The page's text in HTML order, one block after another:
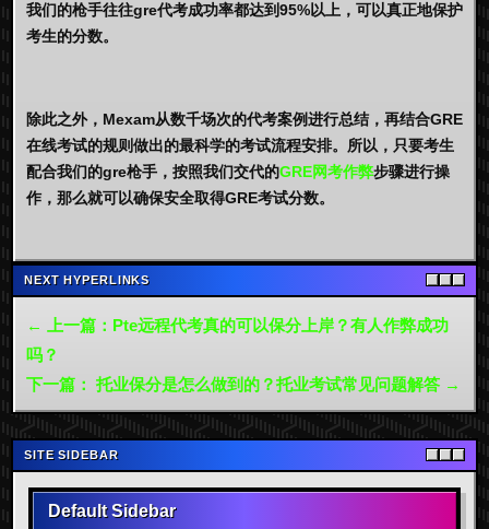
我们的枪手往往gre代考成功率都达到95%以上，可以真正地保护
考生的分数。
除此之外，Mexam从数千场次的代考案例进行总结，再结合GRE
在线考试的规则做出的最科学的考试流程安排。所以，只要考生
配合我们的gre枪手，按照我们交代的GRE网考作弊步骤进行操
作，那么就可以确保安全取得GRE考试分数。
NEXT HYPERLINKS
← 上一篇：Pte远程代考真的可以保分上岸？有人作弊成功
吗？
下一篇： 托业保分是怎么做到的？托业考试常见问题解答 →
SITE SIDEBAR
Default Sidebar